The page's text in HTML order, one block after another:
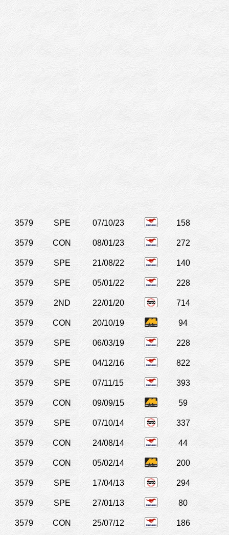
3579 SPE 07/10/23 158
3579 CON 08/01/23 272
3579 SPE 21/08/22 140
3579 SPE 05/01/22 228
3579 2ND 22/01/20 714
3579 CON 20/10/19 94
3579 SPE 06/03/19 228
3579 SPE 04/12/16 822
3579 SPE 07/11/15 393
3579 CON 09/09/15 59
3579 SPE 07/10/14 337
3579 CON 24/08/14 44
3579 CON 05/02/14 200
3579 SPE 17/04/13 294
3579 SPE 27/01/13 80
3579 CON 25/07/12 186